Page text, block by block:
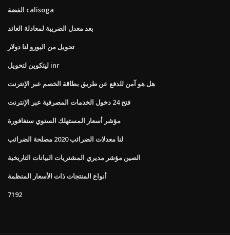
الفضة calisoga
بعد معدل الضريبة لمعادلة العائد
تحويل من اليورو لنا دولار
ليتكوين لتحويل inr
هل هو آمن للدفع عن طريق بطاقة الخصم عبر الإنترنت
فتح 24 دخول الخدمات المصرفية عبر الإنترنت
مؤشر أسعار المستهلك السنوي سنغافورة
لنا معدلات الضرائب 2020 مصلحة الضرائب
الصين مؤشر مديري المشتريات البيانات التاريخية
أنواع المنتجات ذات الأسعار المنظمة
7192